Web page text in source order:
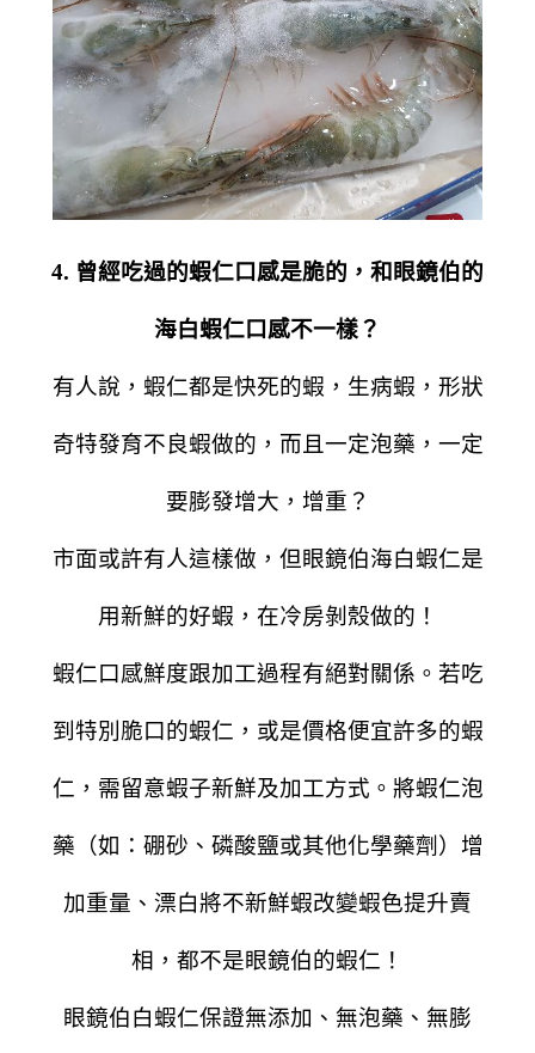
4. 曾經吃過的蝦仁口感是脆的，和眼鏡伯的
海白蝦仁口感不一樣？
有人說，蝦仁都是快死的蝦，生病蝦，形狀
奇特發育不良蝦做的，而且一定泡藥，一定
要膨發增大，增重？
市面或許有人這樣做，但眼鏡伯海白蝦仁是
用新鮮的好蝦，在冷房剝殼做的！
蝦仁口感鮮度跟加工過程有絕對關係。若吃
到特別脆口的蝦仁，或是價格便宜許多的蝦
仁，需留意蝦子新鮮及加工方式。將蝦仁泡
藥（如：硼砂、磷酸鹽或其他化學藥劑）增
加重量、漂白將不新鮮蝦改變蝦色提升賣
相，都不是眼鏡伯的蝦仁！
眼鏡伯白蝦仁保證無添加、無泡藥、無膨